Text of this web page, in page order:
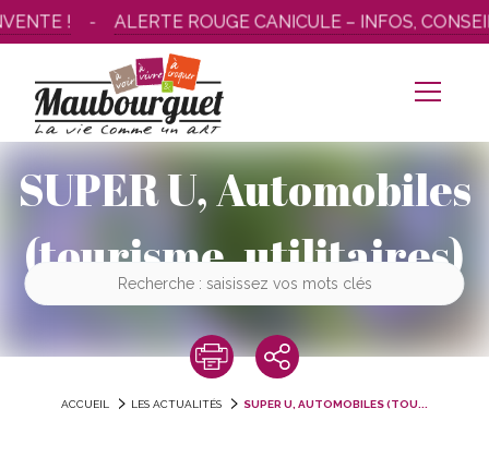
Aller
au
! ALERTE ROUGE CANICULE – INFOS,
SUPER U, Automobiles
(tourisme, utilitaires)
ACCUEIL LES ACTUALITÉS SUPER U, AUTOMOBILES (TOU...